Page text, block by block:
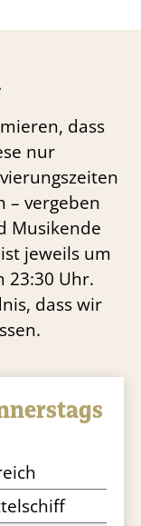
dass
nur
– vergeben
Musikende
jeweils um
23:30 Uhr.
dass wir